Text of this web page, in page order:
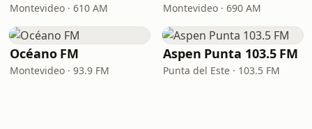
Montevideo · 610 AM Montevideo · 690 AM
Océano FM
Montevideo · 93.9 FM
Aspen Punta 103.5 FM
Punta del Este · 103.5 FM